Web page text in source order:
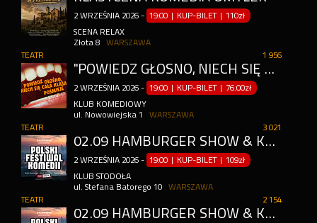
2 WRZEŚNIA 2026 - 19:00 | KUP-BILET |110zł
SCENA RELAX
Złota 8
WARSZAWA
1 956
TEATR
"POWIEDZ GŁOŚNO, NIECH SIĘ CAŁA KLASA POŚMIEJE" – POWRÓT DO SZKOLNYCH TRAUM
2 WRZEŚNIA 2026 - 19:00 | KUP-BILET | 76.00zł
KLUB KOMEDIOWY
ul. Nowowiejska 1
WARSZAWA
3 021
TEATR
02.09 HAMBURGER SHOW & KOMIK SZUKA ŻONY
2 WRZEŚNIA 2026 - 19:00 | KUP-BILET |109zł
KLUB STODOŁA
ul. Stefana Batorego 10
WARSZAWA
2 154
TEATR
02.09 HAMBURGER SHOW & KOMIK SZUKA ŻONY